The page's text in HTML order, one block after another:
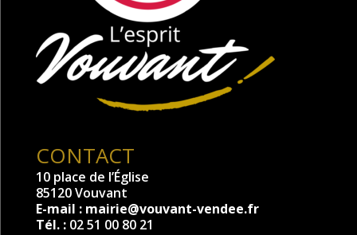
CONTACT
10 place de l’Église
85120 Vouvant
E-mail : mairie@vouvant-vendee.fr
Tél. : 02 51 00 80 21